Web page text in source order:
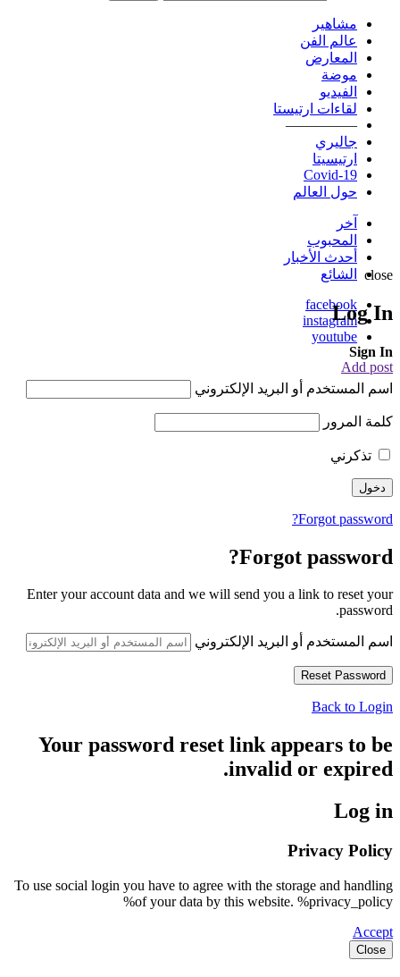
مشاهير
عالم الفن
المعارض
موضة
الفيديو
لقاءات ارتيستا
—————
جاليري
ارتيسيتا
Covid-19
حول العالم
آخر
المحبوب
أحدث الأخبار
الشائع
facebook
instagram
youtube
Add post
close
Log In
Sign In
اسم المستخدم أو البريد الإلكتروني
كلمة المرور
تذكرني
Forgot password?
Forgot password?
Enter your account data and we will send you a link to reset your
password.
اسم المستخدم أو البريد الإلكتروني
Back to Login
Your password reset link appears to be
invalid or expired.
Log in
Privacy Policy
To use social login you have to agree with the storage and handling
of your data by this website. %privacy_policy%
Accept
Close